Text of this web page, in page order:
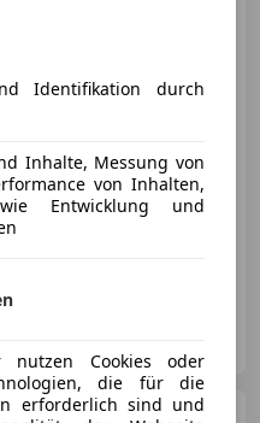
Identifikation durch
Inhalte, Messung von
von Inhalten,
Entwicklung und
Cookies oder
die für die
erforderlich sind und